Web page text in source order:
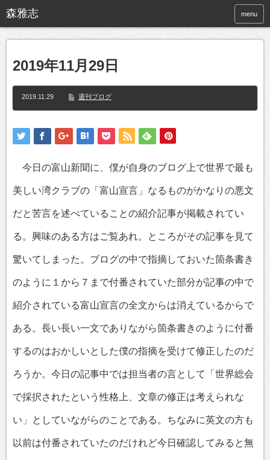
menu
2019年11月29日
2019.11.29 週刊ブログ
今日の富山新聞に、僕が自身のブログ上で世界で最も
美しい湾クラブの「富山宣言」なるものがかなりの悪文
だと苦言を述べていることの紹介記事が掲載されてい
る。興味のある方はご覧あれ。ところがその記事を見て
驚いてしまった。ブログの中で指摘しておいた箇条書き
のように１から７まで付番されていた部分が記事の中で
紹介されている富山宣言の全文からは消えているからで
ある。長い長い一文でありながら箇条書きのように付番
するのはおかしいとした僕の指摘を受けて修正したのだ
ろうか。今日の記事中では担当者の言として「世界総会
で採択されたという性格上、文章の修正は考えられな
い」としていながらのことである。ちなみに英文の方も
以前は付番されていたのだけれど今日確認してみると無